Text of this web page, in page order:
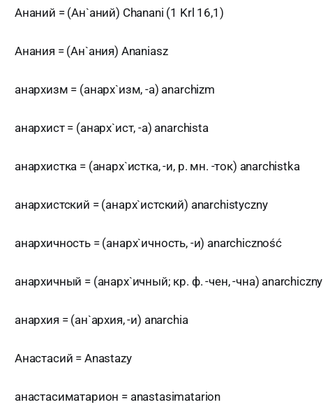
Ананий = (Ан`аний) Chanani (1 Krl 16,1)
Анания = (Ан`ания) Ananiasz
анархизм = (анарх`изм, -а) anarchizm
анархист = (анарх`ист, -а) anarchista
анархистка = (анарх`истка, -и, р. мн. -ток) anarchistka
анархистский = (анарх`истский) anarchistyczny
анархичность = (анарх`ичность, -и) anarchiczność
анархичный = (анарх`ичный; кр. ф. -чен, -чна) anarchiczny
анархия = (ан`архия, -и) anarchia
Анастасий = Anastazy
анастасиматарион = anastasimatarion